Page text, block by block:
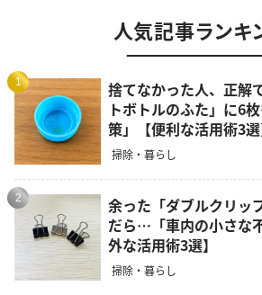
人気記事ランキ
1
捨てなかった人、正解
トボトルのふた」に6
策」【便利な活用術3選
掃除・暮らし
2
余った「ダブルクリッ
だら…「車内の小さな
外な活用術3選】
掃除・暮らし